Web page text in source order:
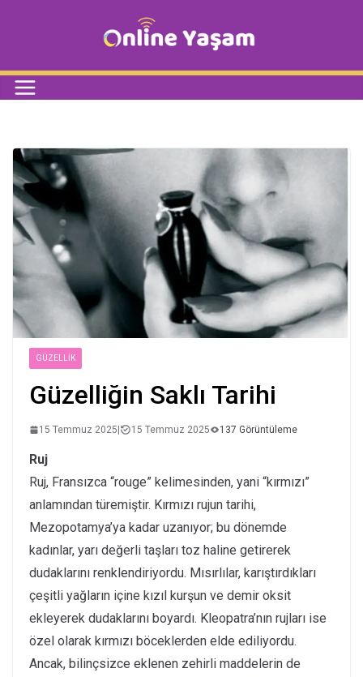
GÜZELLIK
Güzelliğin Saklı Tarihi
15 Temmuz 2025| 15 Temmuz 2025 137 Görüntüleme
Ruj
Ruj, Fransızca “rouge” kelimesinden, yani “kırmızı”
anlamından türemiştir. Kırmızı rujun tarihi,
Mezopotamya’ya kadar uzanıyor; bu dönemde
kadınlar, yarı değerli taşları toz haline getirerek
dudaklarını renklendiriyordu. Mısırlılar, karıştırdıkları
çeşitli yağların içine kızıl kurşun ve demir oksit
ekleyerek dudaklarını boyardı. Kleopatra’nın rujları ise
özel olarak kırmızı böceklerden elde ediliyordu.
Ancak, bilinçsizce eklenen zehirli maddelerin de